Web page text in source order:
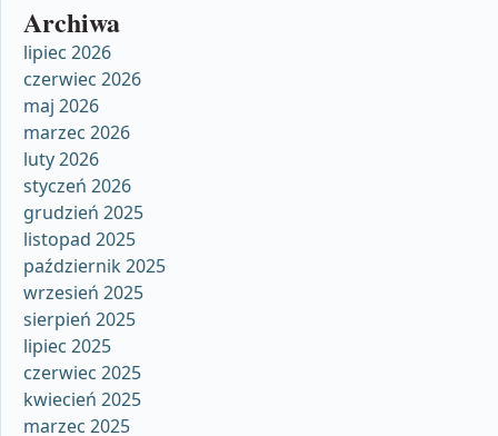
Archiwa
lipiec 2026
czerwiec 2026
maj 2026
marzec 2026
luty 2026
styczeń 2026
grudzień 2025
listopad 2025
październik 2025
wrzesień 2025
sierpień 2025
lipiec 2025
czerwiec 2025
kwiecień 2025
marzec 2025